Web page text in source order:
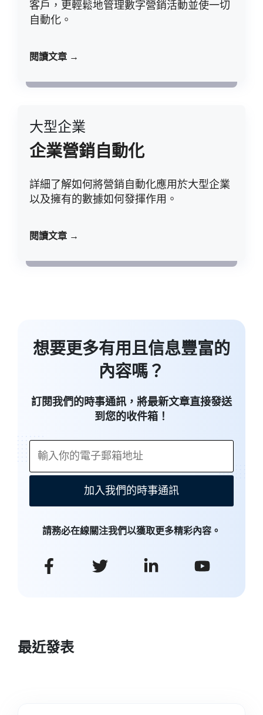
客戶，更輕鬆地管理數字營銷活動並使一切
自動化。
閱讀文章 →
大型企業
企業營銷自動化
詳細了解如何將營銷自動化應用於大型企業
以及擁有的數據如何發揮作用。
閱讀文章 →
想要更多有用且信息豐富的
內容嗎？
訂閱我們的時事通訊，將最新文章直接發送
到您的收件箱！
加入我們的時事通訊
請務必在線關注我們以獲取更多精彩內容。
最近發表